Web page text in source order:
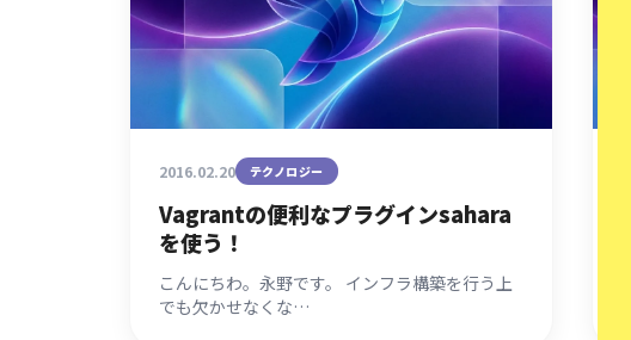
2016.02.20 テクノロジー
Vagrantの便利なプラグインsahara
を使う！
こんにちわ。永野です。 インフラ構築を行う上
でも欠かせなくな…